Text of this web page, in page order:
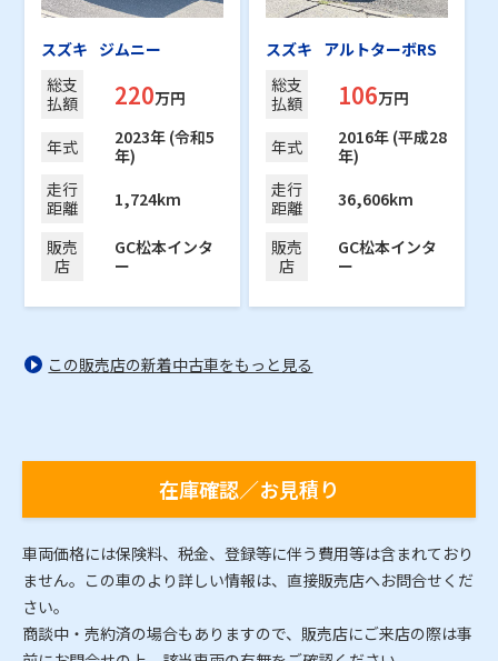
スズキ ジムニー
総支
払額
220万円
年式
2023年 (令和5
年)
走行
距離
1,724km
販売
店
GC松本インタ
ー
スズキ アルトターボRS
総支
払額
106万円
年式
2016年 (平成28
年)
走行
距離
36,606km
販売
店
GC松本インタ
ー
この販売店の新着中古車をもっと見る
在庫確認／お見積り
車両価格には保険料、税金、登録等に伴う費用等は含まれており
ません。この車のより詳しい情報は、直接販売店へお問合せくだ
さい。
商談中・売約済の場合もありますので、販売店にご来店の際は事